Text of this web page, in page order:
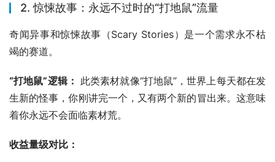
2. 惊悚故事：永远不过时的“打地鼠”流量
奇闻异事和惊悚故事（Scary Stories）是一个需求永不枯
竭的赛道。
“打地鼠”逻辑： 此类素材就像“打地鼠”，世界上每天都在发
生新的怪事，你刚讲完一个，又有两个新的冒出来。这意味
着你永远不会面临素材荒。
收益量级对比：